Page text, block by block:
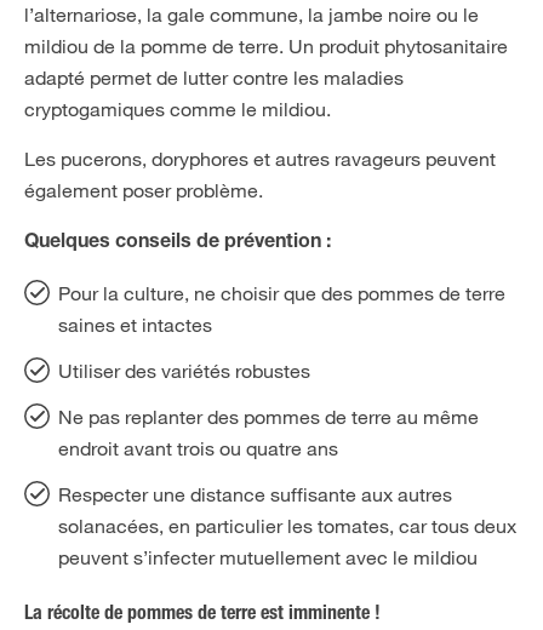
l’alternariose, la gale commune, la jambe noire ou le
mildiou de la pomme de terre. Un produit phytosanitaire
adapté permet de lutter contre les maladies
cryptogamiques comme le mildiou.
Les pucerons, doryphores et autres ravageurs peuvent
également poser problème.
Quelques conseils de prévention :
Pour la culture, ne choisir que des pommes de terre
saines et intactes
Utiliser des variétés robustes
Ne pas replanter des pommes de terre au même
endroit avant trois ou quatre ans
Respecter une distance suffisante aux autres
solanacées, en particulier les tomates, car tous deux
peuvent s’infecter mutuellement avec le mildiou
La récolte de pommes de terre est imminente !